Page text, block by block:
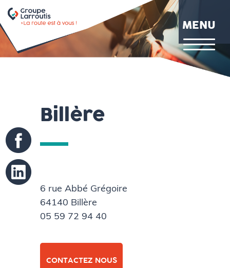
Aller
contenu
principal
MENU
Billère
6 rue Abbé Grégoire
64140 Billère
05 59 72 94 40
CONTACTEZ NOUS